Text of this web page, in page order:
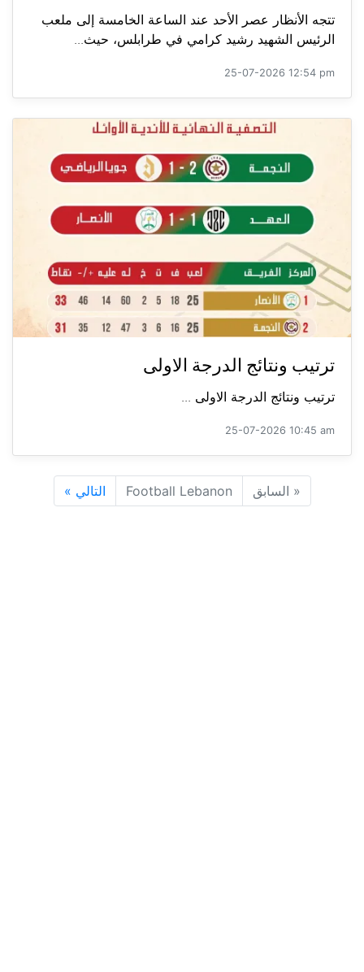
تتجه الأنظار عصر الأحد عند الساعة الخامسة إلى ملعب
الرئيس الشهيد رشيد كرامي في طرابلس، حيث...
25-07-2026 12:54 pm
ترتيب ونتائج الدرجة الاولى
ترتيب ونتائج الدرجة الاولى ...
25-07-2026 10:45 am
« السابق Football Lebanon التالي »